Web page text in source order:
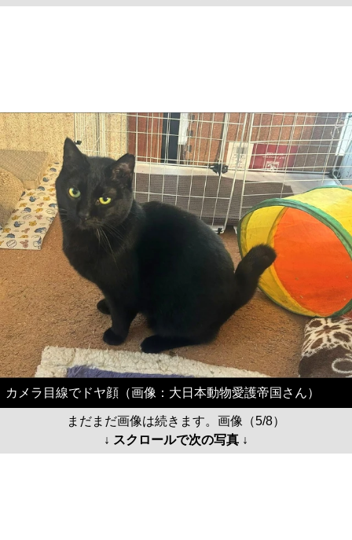
カメラ目線でドヤ顔（画像：大日本動物愛護帝国さん）
まだまだ画像は続きます。画像（5/8）
↓ スクロールで次の写真 ↓